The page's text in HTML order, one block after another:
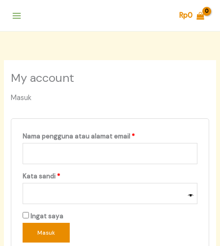
Rp0
My account
Masuk
Nama pengguna atau alamat email *
Kata sandi *
Ingat saya
Masuk